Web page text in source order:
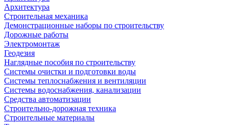
Архитектура
Cтроительная механика
Демонстрационные наборы по строительству
Дорожные работы
Электромонтаж
Геодезия
Наглядные пособия по строительству
Системы очистки и подготовки воды
Системы теплоснабжения и вентиляции
Системы водоснабжения, канализации
Средства автоматизации
Строительно-дорожная техника
Строительные материалы